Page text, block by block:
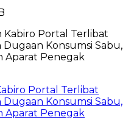
Portal Terlibat
Konsumsi Sabu,
Aparat Penegak